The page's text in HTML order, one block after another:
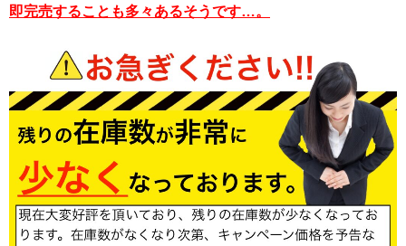
即完売することも多々あるそうです…。